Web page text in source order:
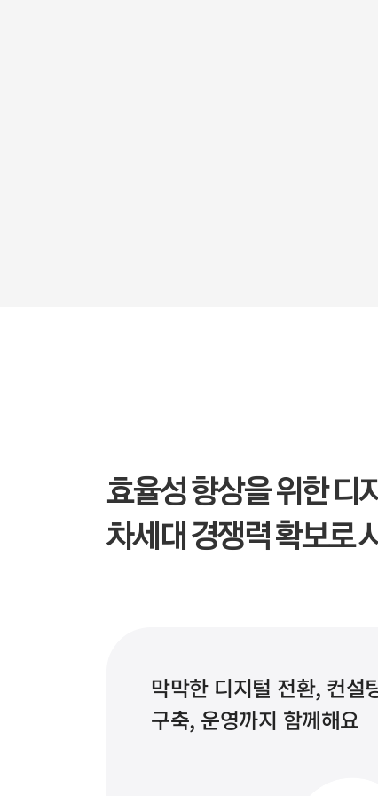
효율성 향상을 위한 디
차세대 경쟁력 확보로
막막한 디지털 전환, 컨설
구축, 운영까지 함께해요